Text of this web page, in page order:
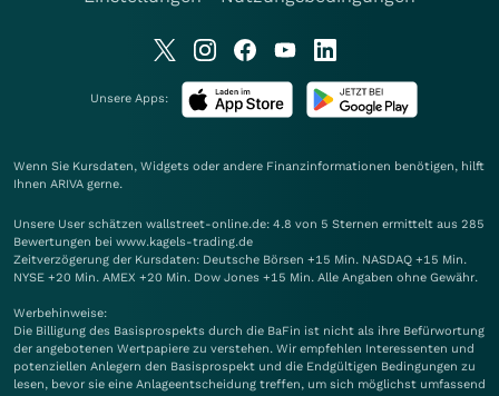
Unsere Apps:
Wenn Sie Kursdaten, Widgets oder andere Finanzinformationen benötigen, hilft
Ihnen ARIVA gerne.
Unsere User schätzen wallstreet-online.de: 4.8 von 5 Sternen ermittelt aus 285
Bewertungen bei www.kagels-trading.de
Zeitverzögerung der Kursdaten: Deutsche Börsen +15 Min. NASDAQ +15 Min.
NYSE +20 Min. AMEX +20 Min. Dow Jones +15 Min. Alle Angaben ohne Gewähr.
Werbehinweise:
Die Billigung des Basisprospekts durch die BaFin ist nicht als ihre Befürwortung
der angebotenen Wertpapiere zu verstehen. Wir empfehlen Interessenten und
potenziellen Anlegern den Basisprospekt und die Endgültigen Bedingungen zu
lesen, bevor sie eine Anlageentscheidung treffen, um sich möglichst umfassend